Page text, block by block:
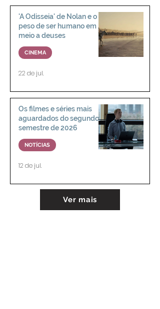
'A Odisseia' de Nolan e o
peso de ser humano em
meio a deuses
CINEMA
22 de jul.
Os filmes e séries mais
aguardados do segundo
semestre de 2026
NOTÍCIAS
12 de jul.
Ver mais